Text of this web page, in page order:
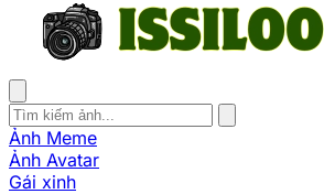
Ảnh Meme
Ảnh Avatar
Gái xinh